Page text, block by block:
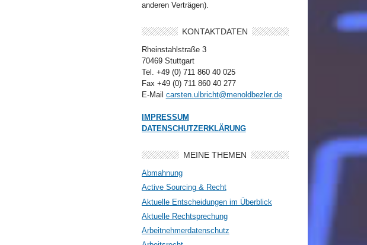
anderen Verträgen).
KONTAKTDATEN
Rheinstahlstraße 3
70469 Stuttgart
Tel. +49 (0) 711 860 40 025
Fax +49 (0) 711 860 40 277
E-Mail carsten.ulbricht@menoldbezler.de
IMPRESSUM
DATENSCHUTZERKLÄRUNG
MEINE THEMEN
Abmahnung
Active Sourcing & Recht
Aktuelle Entscheidungen im Überblick
Aktuelle Rechtsprechung
Arbeitnehmerdatenschutz